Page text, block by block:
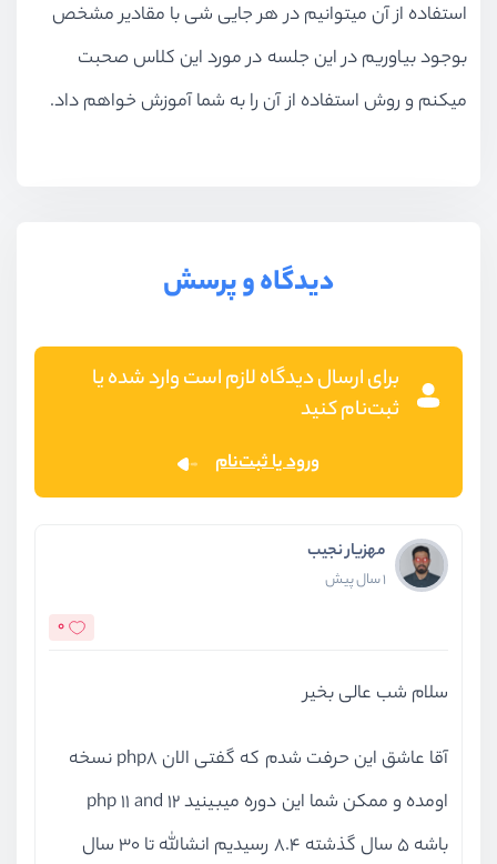
استفاده از آن میتوانیم در هر جایی شی با مقادیر مشخص
بوجود بیاوریم در این جلسه در مورد این کلاس صحبت
میکنم و روش استفاده از آن را به شما آموزش خواهم داد.
دیدگاه و پرسش
برای ارسال دیدگاه لازم است وارد شده یا
ثبت‌نام کنید
ورود یا ثبت‌نام
مهزیار نجیب
1 سال پیش
0
سلام شب عالی بخیر
آقا عاشق این حرفت شدم که گفتی الان php8 نسخه
اومده و ممکن شما این دوره میبینید php 11 and 12
باشه 5 سال گذشته 8.4 رسیدیم انشالله تا 30 سال